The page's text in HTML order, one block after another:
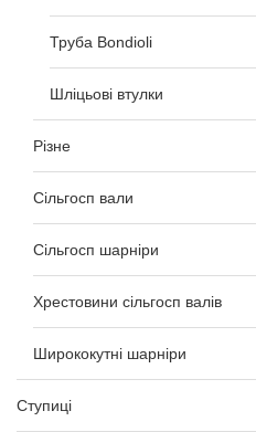
Труба Bondioli
Шліцьові втулки
Різне
Сільгосп вали
Сільгосп шарніри
Хрестовини сільгосп валів
Ширококутні шарніри
Ступиці